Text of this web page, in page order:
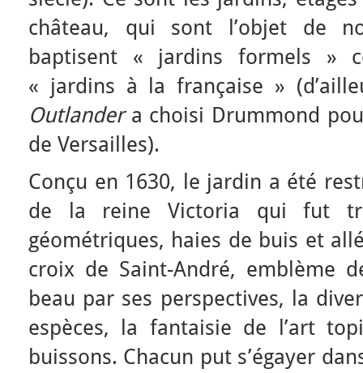
château, qui sont l’objet de
baptisent « jardins formels »
« jardins à la française »
Outlander a choisi Drummond
de Versailles).
Conçu en 1630, le jardin a été
de la reine Victoria qui fut
géométriques, haies de buis et
croix de Saint-André, emblème
beau par ses perspectives, la
espèces, la fantaisie de l’art
buissons. Chacun put s’égayer